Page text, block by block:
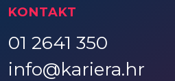
KONTAKT
01 2641 350
info@kariera.hr